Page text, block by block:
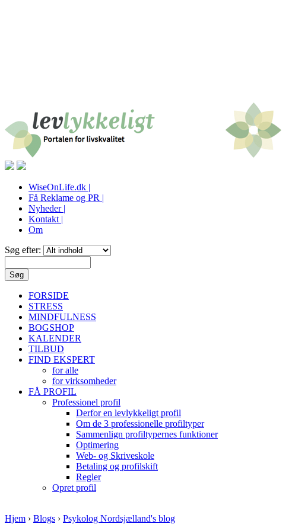
WiseOnLife.dk |
Få Reklame og PR |
Nyheder |
Kontakt |
Om
Søg efter:
FORSIDE
STRESS
MINDFULNESS
BOGSHOP
KALENDER
TILBUD
FIND EKSPERT
for alle
for virksomheder
FÅ PROFIL
Professionel profil
Derfor en levlykkeligt profil
Om de 3 professionelle profiltyper
Sammenlign profiltypernes funktioner
Optimering
Web- og Skriveskole
Betaling og profilskift
Regler
Opret profil
Hjem › Blogs › Psykolog Nordsjælland's blog